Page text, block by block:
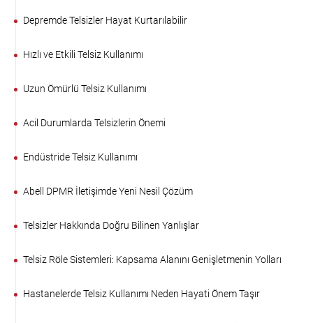
Depremde Telsizler Hayat Kurtarılabilir
Hızlı ve Etkili Telsiz Kullanımı
Uzun Ömürlü Telsiz Kullanımı
Acil Durumlarda Telsizlerin Önemi
Endüstride Telsiz Kullanımı
Abell DPMR İletişimde Yeni Nesil Çözüm
Telsizler Hakkında Doğru Bilinen Yanlışlar
Telsiz Röle Sistemleri: Kapsama Alanını Genişletmenin Yolları
Hastanelerde Telsiz Kullanımı Neden Hayati Önem Taşır